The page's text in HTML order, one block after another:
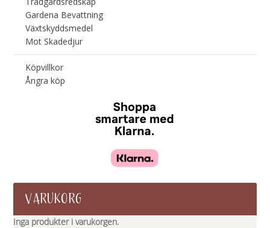
Gardena Bevattning
Växtskyddsmedel
Mot Skadedjur
Köpvillkor
Ångra köp
VARUKORG
Inga produkter i varukorgen.